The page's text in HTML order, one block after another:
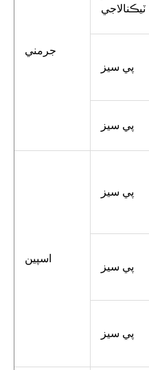
جرمني
ٽيڪنالاجي
پي سيز
پي سيز
اسپين
پي سيز
پي سيز
پي سيز